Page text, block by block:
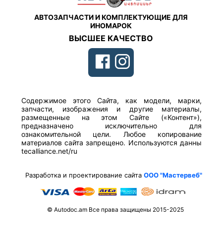
АВТОЗАПЧАСТИ И КОМПЛЕКТУЮЩИЕ ДЛЯ
ИНОМАРОК
ВЫСШЕЕ КАЧЕСТВО
Содержимое этого Сайта, как модели, марки,
запчасти, изображения и другие материалы,
размещенные на этом Сайте («Контент»),
предназначено исключительно для
ознакомительной цели. Любое копирование
материалов сайта запрещено. Используются данны
tecalliance.net/ru
Разработка и проектирование сайтаООО "Мастервеб"
© Autodoc.am Все права защищены 2015-2025